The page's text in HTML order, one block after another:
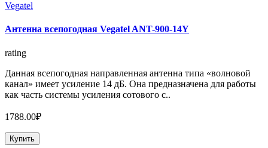
Vegatel
Антенна всепогодная Vegatel ANT-900-14Y
rating
Данная всепогодная направленная антенна типа «волновой
канал» имеет усиление 14 дБ. Она предназначена для работы
как часть системы усиления сотового с..
1788.00₽
Купить